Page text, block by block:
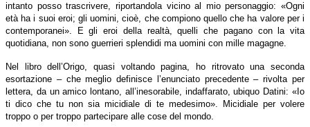
intanto posso trascrivere, riportandola vicino al mio personaggio: «Ogni
età ha i suoi eroi; gli uomini, cioè, che compiono quello che ha valore per i
contemporanei». E gli eroi della realtà, quelli che pagano con la vita
quotidiana, non sono guerrieri splendidi ma uomini con mille magagne.
Nel libro dell’Origo, quasi voltando pagina, ho ritrovato una seconda
esortazione – che meglio definisce l’enunciato precedente – rivolta per
lettera, da un amico lontano, all’inesorabile, indaffarato, ubiquo Datini: «Io
ti dico che tu non sia micidiale di te medesimo». Micidiale per volere
troppo o per troppo partecipare alle cose del mondo.